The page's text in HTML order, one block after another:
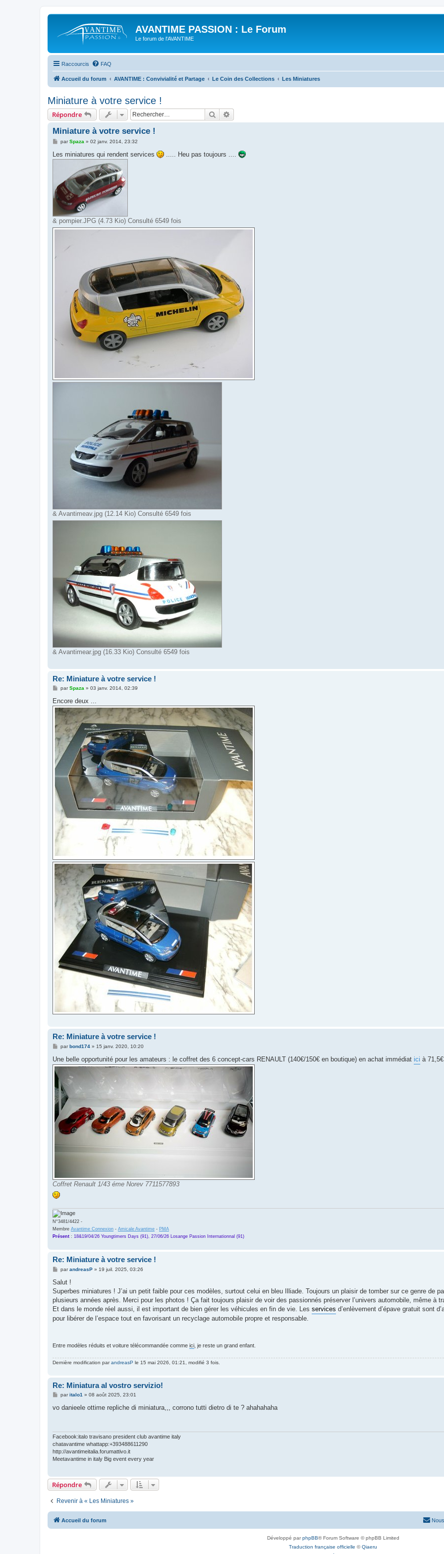
AVANTIME PASSION : Le Forum
Le forum de l'AVANTIME
Raccourcis FAQ
Accueil du forum AVANTIME : Convivialité et Partage Le Coin des Collections Les Miniatures
Miniature à votre service !
Répondre Rechercher
Miniature à votre service !
M
s
s
parSpaza » 02 janv. 2014, 23:32
Les miniatures qui rendent services ..... Heu pas toujours ....
& pompier.JPG (4.73 Kio) Consulté 6549 fois
& Avantimeav.jpg (12.14 Kio) Consulté 6549 fois
& Avantimear.jpg (16.33 Kio) Consulté 6549 fois
Re: Miniature à votre service !
M
s
s
a
g
parSpaza » 03 janv. 2014, 02:39
Encore deux ...
Re: Miniature à votre service !
M
s
s
e
parbond174» 15 janv. 2020, 10:20
Une belle opportunité pour les amateurs : le coffret des 6 concept-cars RENAULT (140€/150€ en boutique) en achat immédiat ici à
Coffret Renault 1/43 éme Norev 7711577893
N°3481/4422 -
Membre Avantime Connexion - Amicale Avantime - PMA
Présent : 18&19/04/26 Youngtimers Days (91), 27/06/26 Losange Passion Internationnal (91)
Re: Miniature à votre service !
M
s
a
g
parandreasP» 19 juil. 2025, 03:26
Salut !
Superbes miniatures ! J’ai un petit faible pour ces modèles, surtout celui en bleu Illiade. Toujours un plaisir de tomber sur ce genre de
plusieurs années après. Merci pour les photos ! Ça fait toujours plaisir de voir des passionnés préserver l’univers automobile, même à
Et dans le monde réel aussi, il est important de bien gérer les véhicules en fin de vie. Les services d’enlèvement d’épave gratuit sont
pour libérer de l’espace tout en favorisant un recyclage automobile propre et responsable.
Entre modèles réduits et voiture télécommandée comme ici , je reste un grand enfant.
Dernière modification parandreasP le 15 mai 2026, 01:21, modifié 3 fois.
Re: Miniatura al vostro servizio!
M
s
paritalo1» 08 août 2025, 23:01
vo danieele ottime repliche di miniatura,,, corrono tutti dietro di te ? ahahahaha
Facebook:italo travisano president club avantime italy
chatavantime whattapp:+393488611290
http://avantimeitalia.forumattivo.it
Meetavantime in italy Big event every year
Répondre
Revenir à « Les Miniatures »
Accueil du forum
Développé parphpBB® Forum Software © phpBB Limited
Traduction française officielle ©Qiaeru